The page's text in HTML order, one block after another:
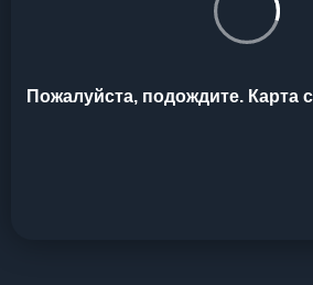
Пожалуйста, подождите. Карта